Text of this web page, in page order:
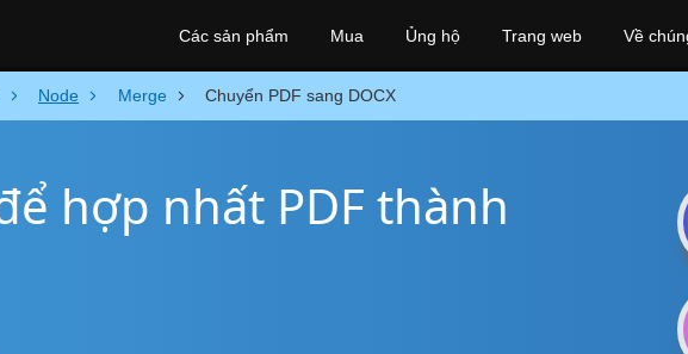
Node Merge Chuyển PDF sang DOCX
hợp nhất PDF thành
Các sản phẩm Mua Ủng hộ Trang web Về